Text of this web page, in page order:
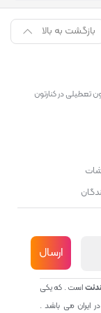
بازگشت به بالا
تعطیلی در کنارتون
است . که یکی
شناخته ترین و یکی از شرکت معتبر پخش سرور HP در ایران می باشد .